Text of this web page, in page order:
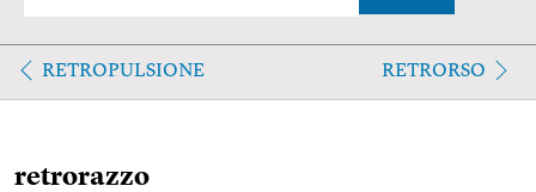
RETROPULSIONE RETRORSO
retrorazzo